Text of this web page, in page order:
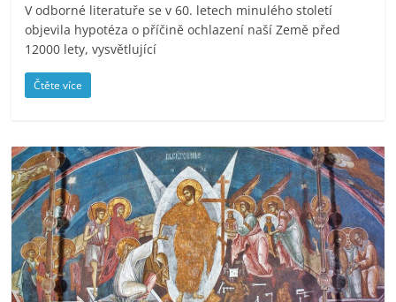
V odborné literatuře se v 60. letech minulého století
objevila hypotéza o příčině ochlazení naší Země před
12000 lety, vysvětlující
Čtěte více